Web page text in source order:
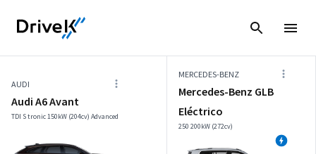
AUDI
Audi A6 Avant
TDI S tronic 150kW (204cv) Advanced
MERCEDES-BENZ
Mercedes-Benz GLB
Eléctrico
250 200kW (272cv)